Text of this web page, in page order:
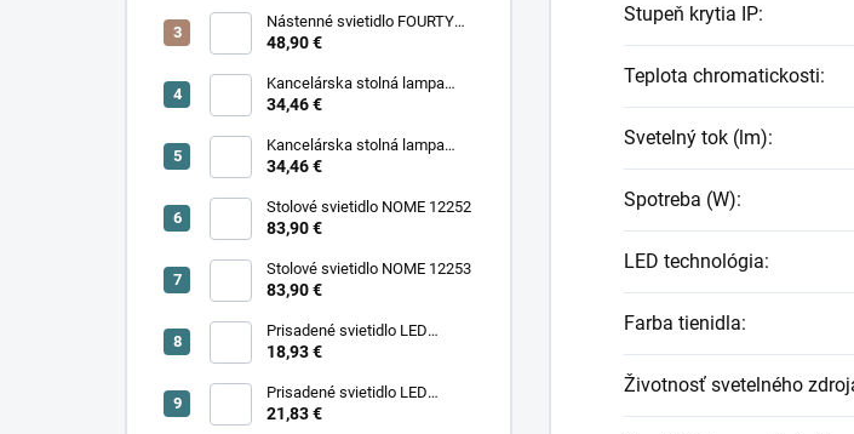
Nástenné svietidlo FOURTY
WALL S 10888
48,90 €
Kancelárska stolná lampa
PIXA KT-40-GR BL 90420
34,46 €
Kancelárska stolná lampa
PIXA KT-40-BE 90419
34,46 €
Stolové svietidlo NOME 12252
83,90 €
Stolové svietidlo NOME 12253
83,90 €
Prisadené svietidlo LED
18,93 €
Prisadené svietidlo LED
SONOR CCT UP 6W B 24365
21,83 €
Stupeň krytia IP:
Teplota chromatickosti:
Svetelný tok (lm):
Spotreba (W):
LED technológia:
Farba tienidla:
Životnosť svetelného